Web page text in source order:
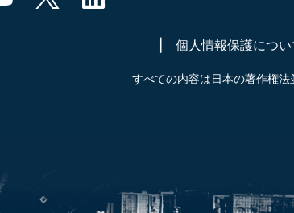
個人情報保護につい
すべての内容は日本の著作権法